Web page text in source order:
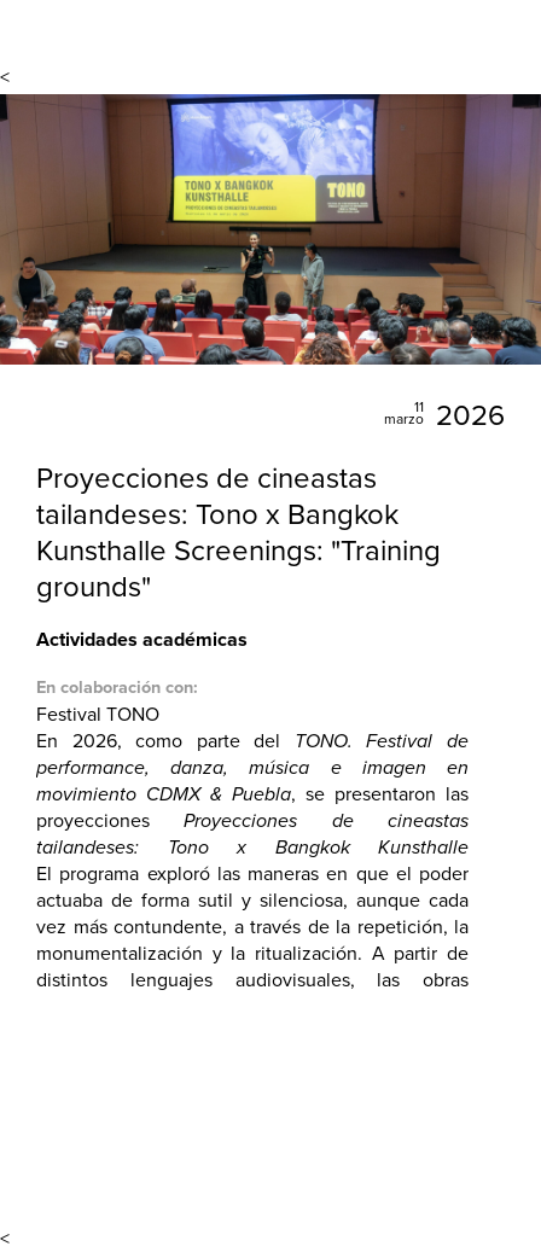
<
11
marzo
2026
Proyecciones de cineastas
tailandeses: Tono x Bangkok
Kunsthalle Screenings: "Training
grounds"
Actividades académicas
En colaboración con:
Festival TONO
En 2026, como parte del TONO. Festival de
performance, danza, música e imagen en
movimiento CDMX & Puebla, se presentaron las
proyeccionesProyecciones de cineastas
tailandeses: Tono x Bangkok Kunsthalle
Screenings: "Training grounds", curadas por Rosalia
Namsai Engchuan, del Bangkok Kunsthalle.
El programa exploró las maneras en que el poder
actuaba de forma sutil y silenciosa, aunque cada
vez más contundente, a través de la repetición, la
monumentalización y la ritualización. A partir de
distintos lenguajes audiovisuales, las obras
<